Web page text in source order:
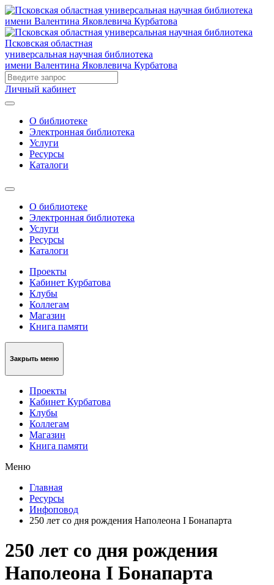
Псковская областная
универсальная научная библиотека
имени Валентина Яковлевича Курбатова
Личный кабинет
О библиотеке
Электронная библиотека
Услуги
Ресурсы
Каталоги
О библиотеке
Электронная библиотека
Услуги
Ресурсы
Каталоги
Проекты
Кабинет Курбатова
Клубы
Коллегам
Магазин
Книга памяти
Закрыть меню
Проекты
Кабинет Курбатова
Клубы
Коллегам
Магазин
Книга памяти
Меню
Главная
Ресурсы
Инфоповод
250 лет со дня рождения Наполеона I Бонапарта
250 лет со дня рождения
Наполеона I Бонапарта